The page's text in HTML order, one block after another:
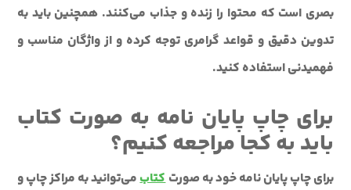
بصری است که محتوا را زنده و جذاب می‌کنند. همچنین باید به
تدوین دقیق و قواعد گرامری توجه کرده و از واژگان مناسب و
فهمیدنی استفاده کنید.
برای چاپ پایان نامه به صورت کتاب
باید به کجا مراجعه کنیم؟
برای چاپ پایان نامه خود به صورتکتابمی‌توانید به مراکز چاپ و